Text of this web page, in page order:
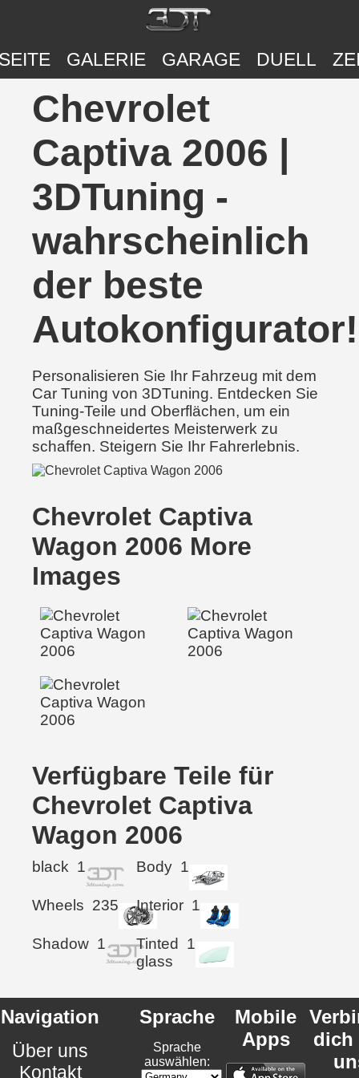
GALERIE GARAGE DUELL
Chevrolet
Captiva 2006 |
3DTuning -
wahrscheinlich
der beste
Autokonfigurator!
Personalisieren Sie Ihr Fahrzeug mit dem
Car Tuning von 3DTuning. Entdecken Sie
Tuning-Teile und Oberflächen, um ein
maßgeschneidertes Meisterwerk zu
schaffen. Steigern Sie Ihr Fahrerlebnis.
Chevrolet Captiva
Wagon 2006 More
Images
Verfügbare Teile für
Chevrolet Captiva
Wagon 2006
black 1 Body 1
Wheels 235 Interior 1
Shadow 1
Tinted
glass
1
Navigation
Über uns
Kontakt
Sprache
Sprache
auswählen:
Mobile
Apps
dich